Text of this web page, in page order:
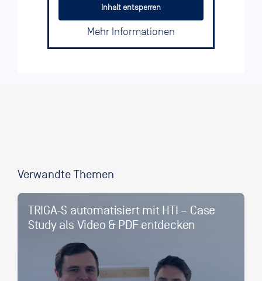
Inhalt entsperren
Mehr Informationen
Verwandte Themen
TRIGA-S automatisiert mit HTI – Case
Study als Video & PDF entdecken